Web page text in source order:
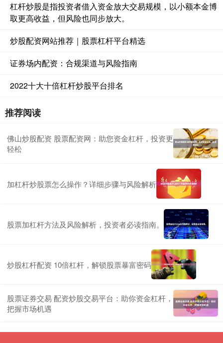
杠杆炒股是指投资者借入资金放大交易规模，以小额本金博
取更高收益，但风险也同步放大。
炒股配资网站推荐｜股票杠杆平台精选
证券场内配资：合规渠道与风险指南
2022十大十倍杠杆炒股平台排名
推荐阅读
佛山炒股配资 股票配资网：助您资金杠杆，投资更
轻松
加杠杆炒股票怎么操作？详细步骤与风险解析
股票加杠杆方法及风险解析，投资者必读指南。
炒股杠杆配资 10倍杠杆，解锁股票暴富密码
股票证券交易 配资炒股交易平台：助你资金杠杆，
把握市场机遇